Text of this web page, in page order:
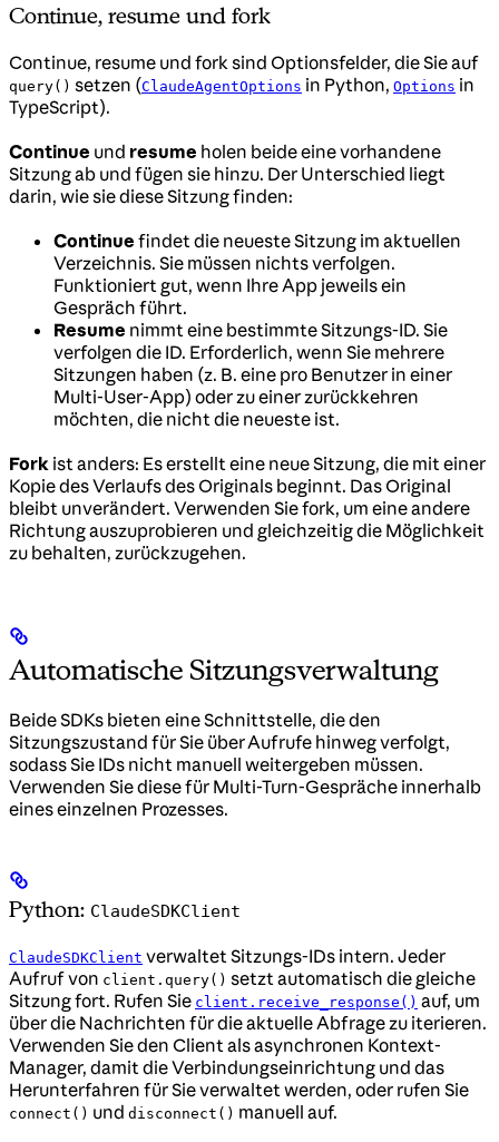
Continue, resume und fork
Continue, resume und fork sind Optionsfelder, die Sie auf
query() setzen (ClaudeAgentOptions in Python, Options in
TypeScript).
Continue und resume holen beide eine vorhandene
Sitzung ab und fügen sie hinzu. Der Unterschied liegt
darin, wie sie diese Sitzung finden:
Continue findet die neueste Sitzung im aktuellen
Verzeichnis. Sie müssen nichts verfolgen.
Funktioniert gut, wenn Ihre App jeweils ein
Gespräch führt.
Resume nimmt eine bestimmte Sitzungs-ID. Sie
verfolgen die ID. Erforderlich, wenn Sie mehrere
Sitzungen haben (z. B. eine pro Benutzer in einer
Multi-User-App) oder zu einer zurückkehren
möchten, die nicht die neueste ist.
Fork ist anders: Es erstellt eine neue Sitzung, die mit einer
Kopie des Verlaufs des Originals beginnt. Das Original
bleibt unverändert. Verwenden Sie fork, um eine andere
Richtung auszuprobieren und gleichzeitig die Möglichkeit
zu behalten, zurückzugehen.
Automatische Sitzungsverwaltung
Beide SDKs bieten eine Schnittstelle, die den
Sitzungszustand für Sie über Aufrufe hinweg verfolgt,
sodass Sie IDs nicht manuell weitergeben müssen.
Verwenden Sie diese für Multi-Turn-Gespräche innerhalb
eines einzelnen Prozesses.
Python: ClaudeSDKClient
ClaudeSDKClient verwaltet Sitzungs-IDs intern. Jeder
Aufruf von client.query() setzt automatisch die gleiche
Sitzung fort. Rufen Sie client.receive_response() auf, um
über die Nachrichten für die aktuelle Abfrage zu iterieren.
Verwenden Sie den Client als asynchronen Kontext-
Manager, damit die Verbindungseinrichtung und das
Herunterfahren für Sie verwaltet werden, oder rufen Sie
connect() und disconnect() manuell auf.